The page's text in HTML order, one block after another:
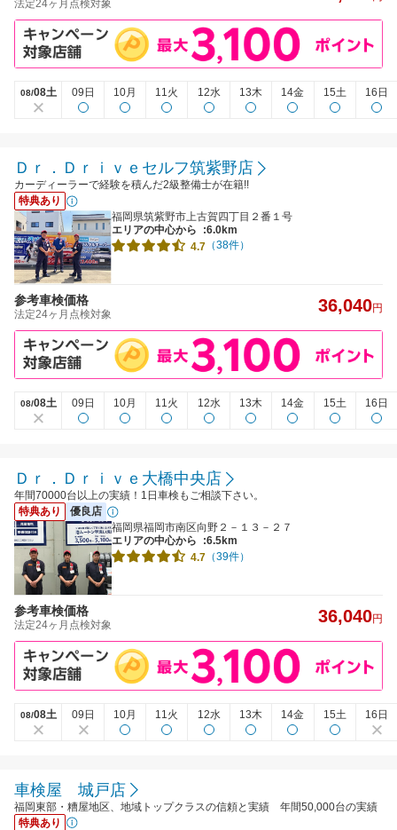
法定24ヶ月点検対象
08/08土 09日 10月 11火 12水 13木 14金 15土 16日
Ｄｒ．Ｄｒｉｖｅセルフ筑紫野店
カーディーラーで経験を積んだ2級整備士が在籍!!
特典あり
福岡県筑紫野市上古賀四丁目２番１号
エリアの中心から
:6.0km
4.7 （38件）
参考車検価格
法定24ヶ月点検対象 36,040円
08/08土 09日 10月 11火 12水 13木 14金 15土 16日
Ｄｒ．Ｄｒｉｖｅ大橋中央店
年間70000台以上の実績！1日車検もご相談下さい。
特典あり
優良店
福岡県福岡市南区向野２－１３－２７
エリアの中心から
:6.5km
4.7 （39件）
参考車検価格
法定24ヶ月点検対象 36,040円
08/08土 09日 10月 11火 12水 13木 14金 15土 16日
車検屋 城戸店
福岡東部・糟屋地区、地域トップクラスの信頼と実績 年間50,000台の実績
特典あり